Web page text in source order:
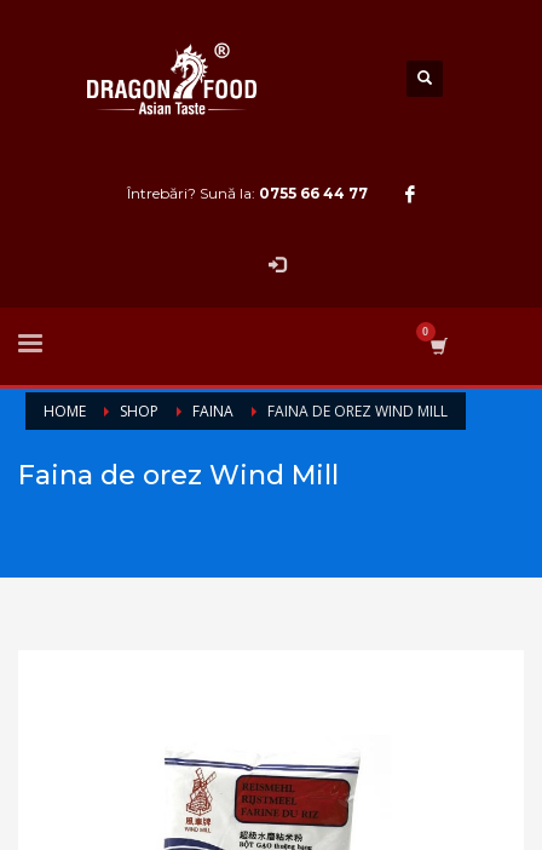
Întrebări? Sună la: 0755 66 44 77
HOME SHOP FAINA FAINA DE OREZ WIND MILL
Faina de orez Wind Mill